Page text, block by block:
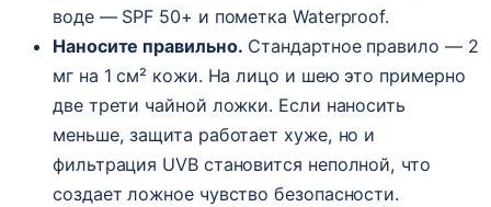
воде — SPF 50+ и пометка Waterproof.
Наносите правильно. Стандартное правило — 2
мг на 1 см² кожи. На лицо и шею это примерно
две трети чайной ложки. Если наносить
меньше, защита работает хуже, но и
фильтрация UVB становится неполной, что
создает ложное чувство безопасности.